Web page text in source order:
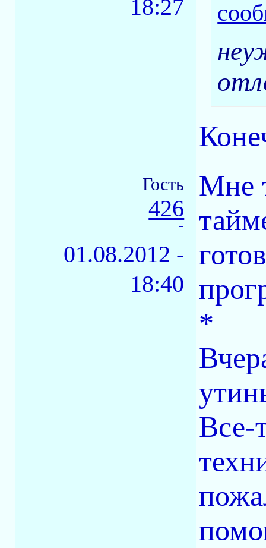
18:27
Гость
426
-
01.08.2012 -
18:40
Мне
*
Все-